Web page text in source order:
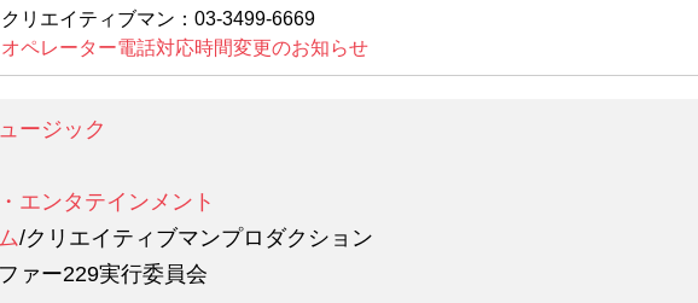
クリエイティブマン：03-3499-6669
オペレーター電話対応時間変更のお知らせ
ージック
エンタテインメント
/クリエイティブマンプロダクション
ァー229実行委員会